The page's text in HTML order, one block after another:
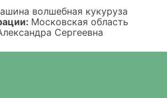
волшебная кукуруза
Московская область
Сергеевна